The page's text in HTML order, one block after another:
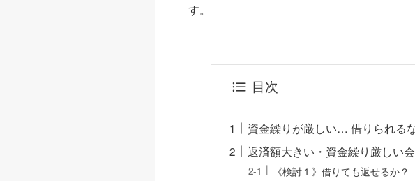
す。
目次
資金繰りが厳しい… 借りられる
返済額大きい・資金繰り厳しい
《検討１》借りても返せるか？